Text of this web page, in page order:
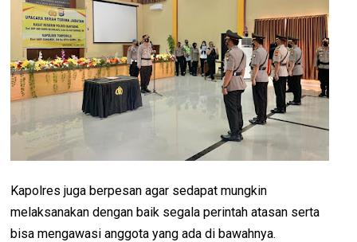
Kapolres juga berpesan agar sedapat mungkin
melaksanakan dengan baik segala perintah atasan serta
bisa mengawasi anggota yang ada di bawahnya.